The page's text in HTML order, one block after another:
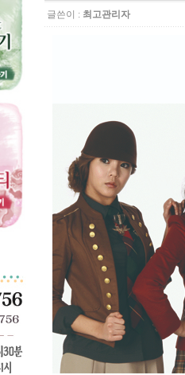
글쓴이 : 최고관리자